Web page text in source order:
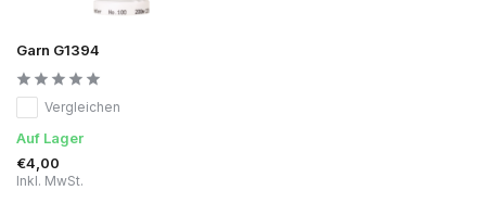
Garn G1394
Vergleichen
Auf Lager
€4,00
Inkl. MwSt.